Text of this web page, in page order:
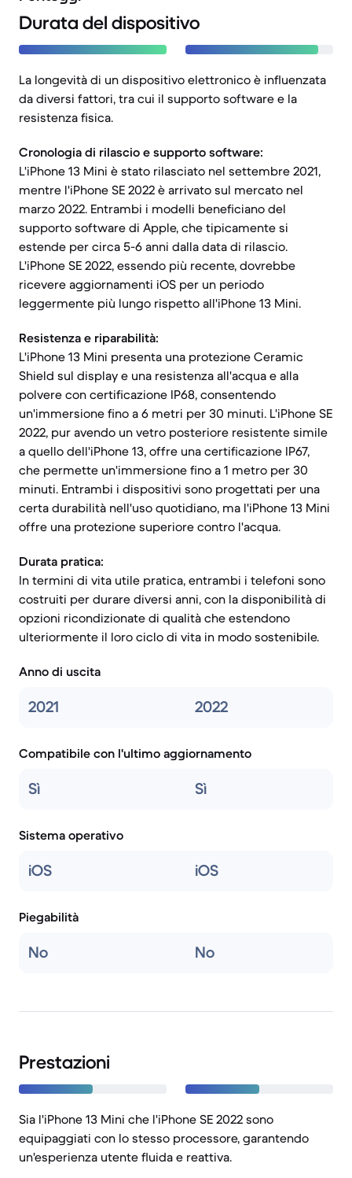
Durata del dispositivo
La longevità di un dispositivo elettronico è influenzata
da diversi fattori, tra cui il supporto software e la
resistenza fisica.
Cronologia di rilascio e supporto software:
L'iPhone 13 Mini è stato rilasciato nel settembre 2021,
mentre l'iPhone SE 2022 è arrivato sul mercato nel
marzo 2022. Entrambi i modelli beneficiano del
supporto software di Apple, che tipicamente si
estende per circa 5-6 anni dalla data di rilascio.
L'iPhone SE 2022, essendo più recente, dovrebbe
ricevere aggiornamenti iOS per un periodo
leggermente più lungo rispetto all'iPhone 13 Mini.
Resistenza e riparabilità:
L'iPhone 13 Mini presenta una protezione Ceramic
Shield sul display e una resistenza all'acqua e alla
polvere con certificazione IP68, consentendo
un'immersione fino a 6 metri per 30 minuti. L'iPhone SE
2022, pur avendo un vetro posteriore resistente simile
a quello dell'iPhone 13, offre una certificazione IP67,
che permette un'immersione fino a 1 metro per 30
minuti. Entrambi i dispositivi sono progettati per una
certa durabilità nell'uso quotidiano, ma l'iPhone 13 Mini
offre una protezione superiore contro l'acqua.
Durata pratica:
In termini di vita utile pratica, entrambi i telefoni sono
costruiti per durare diversi anni, con la disponibilità di
opzioni ricondizionate di qualità che estendono
ulteriormente il loro ciclo di vita in modo sostenibile.
Anno di uscita
2021 2022
Compatibile con l'ultimo aggiornamento
Sì Sì
Sistema operativo
iOS iOS
Piegabilità
No No
Prestazioni
Sia l'iPhone 13 Mini che l'iPhone SE 2022 sono
equipaggiati con lo stesso processore, garantendo
un'esperienza utente fluida e reattiva.